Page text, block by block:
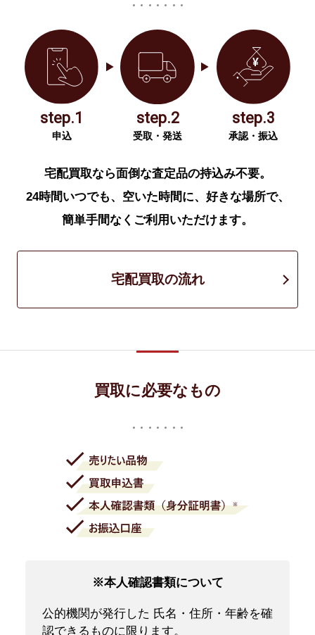
step.1
申込
step.2
受取・発送
step.3
承認・振込
宅配買取なら面倒な査定品の持込み不要。
24時間いつでも、空いた時間に、好きな場所で、
簡単手間なくご利用いただけます。
宅配買取の流れ
買取に必要なもの
※本人確認書類について
公的機関が発行した 氏名・住所・年齢を確
認できるものに限ります。